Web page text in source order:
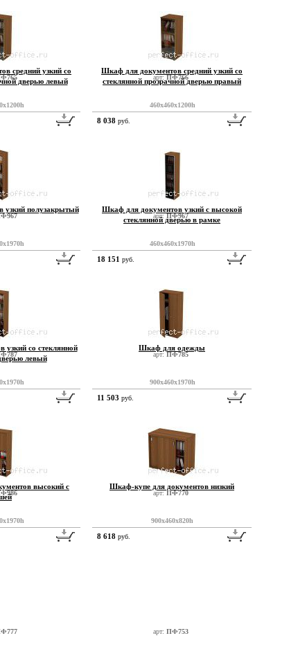
арт:ПФ766
средний узкий со
дверью левый
Шкаф для документов средний узкий со
стеклянной прозрачной дверью правый
арт:ПФ967
460x460x1200h
8 038 руб.
узкий полузакрытый
Шкаф для документов узкий с высокой
стеклянной дверью в рамке
арт:ПФ785
460x460x1970h
18 151 руб.
со стеклянной
левый
Шкаф для одежды
арт:ПФ770
900x460x1970h
11 503 руб.
высокий с
Шкаф-купе для документов низкий
арт: ПФ753
900x460x820h
8 618 руб.